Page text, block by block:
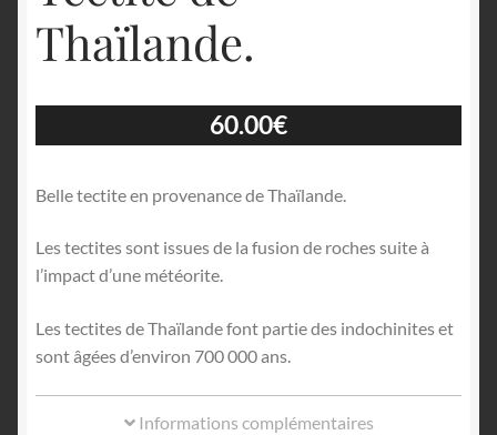
Thaïlande.
60.00€
Belle tectite en provenance de Thaïlande.
Les tectites sont issues de la fusion de roches suite à
l’impact d’une météorite.
Les tectites de Thaïlande font partie des indochinites et
sont âgées d’environ 700 000 ans.
Informations complémentaires